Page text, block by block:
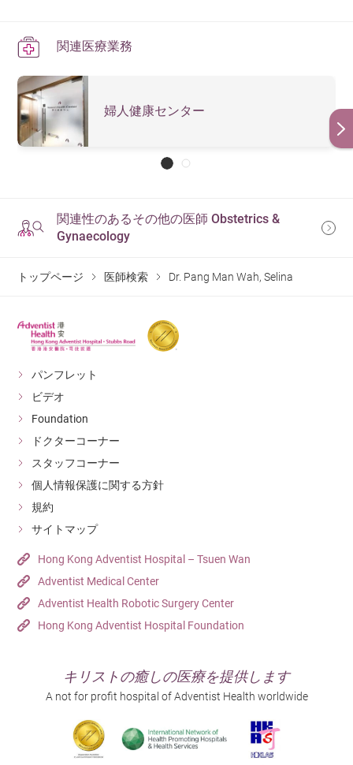
関連医療業務
婦人健康センター
関連性のあるその他の医師 Obstetrics &
Gynaecology
トップページ 医師検索 Dr. Pang Man Wah, Selina
パンフレット
ビデオ
Foundation
ドクターコーナー
スタッフコーナー
個人情報保護に関する方針
規約
サイトマップ
Hong Kong Adventist Hospital – Tsuen Wan
Adventist Medical Center
Adventist Health Robotic Surgery Center
Hong Kong Adventist Hospital Foundation
キリストの癒しの医療を提供します
A not for profit hospital of Adventist Health worldwide